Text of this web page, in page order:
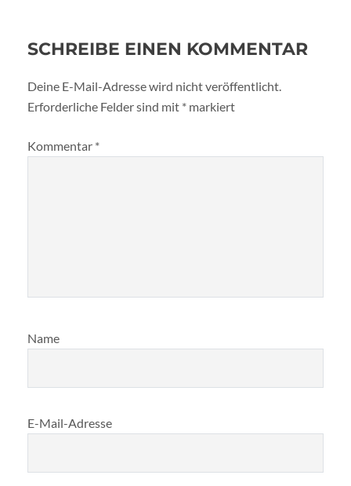
SCHREIBE EINEN KOMMENTAR
Deine E-Mail-Adresse wird nicht veröffentlicht.
Erforderliche Felder sind mit * markiert
Kommentar *
Name
E-Mail-Adresse